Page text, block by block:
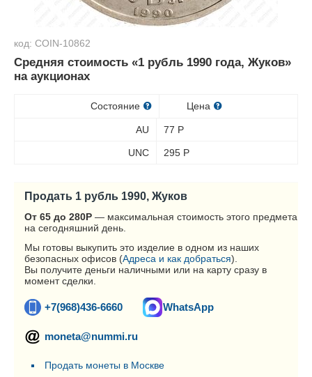
код: COIN-10862
Средняя стоимость «1 рубль 1990 года, Жуков»
на аукционах
Состояние Цена
AU 77 Р
UNC 295 Р
Продать 1 рубль 1990, Жуков
От 65 до 280Р — максимальная стоимость этого предмета
на сегодняшний день.
Мы готовы выкупить это изделие в одном из наших
безопасных офисов (Адреса и как добраться).
Вы получите деньги наличными или на карту сразу в
момент сделки.
+7(968)436-6660 WhatsApp
moneta@nummi.ru
Продать монеты в Москве